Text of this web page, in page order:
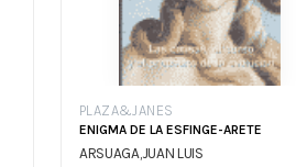
PLAZA&JANES
ENIGMA DE LA ESFINGE-ARETE
ARSUAGA,JUAN LUIS